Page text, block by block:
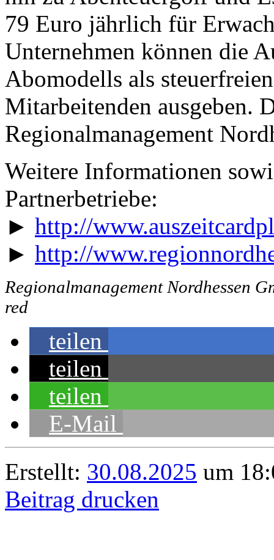
79 Euro jährlich für
Unternehmen können die
Abomodells als
Mitarbeitenden ausgeben.
Regionalmanagement
Weitere Informationen
Partnerbetriebe:
► http://
► http://
Regionalmanagement Nordhessen
red
teilen
teilen
teilen
E-Mail
Erstellt: 30.08.2025 um
Beitrag drucken